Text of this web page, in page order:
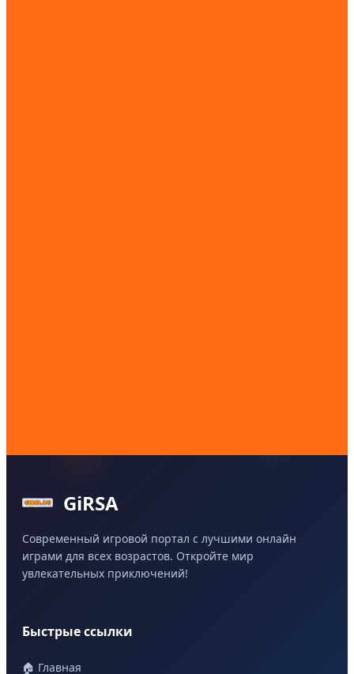
GiRSA
Современный игровой портал с лучшими онлайн
играми для всех возрастов. Откройте мир
увлекательных приключений!
Быстрые ссылки
🏠 Главная